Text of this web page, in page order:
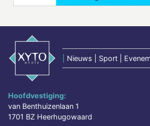
Nieuws | Sport |
Hoofdvestiging:
van Benthuizenlaan 1
1701 BZ Heerhugowaard